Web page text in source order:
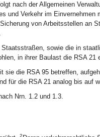
nach der Allgemeinen
und Verkehr im Einvernehmen
von Arbeitsstellen an
sowie die in
in ihrer Baulast die RSA 21
sie die RSA 95 betreffen,
für die RSA 21 analog bis auf
Nrn. 1.2 und 1.3.
2